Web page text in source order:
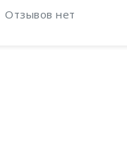
Отзывов нет